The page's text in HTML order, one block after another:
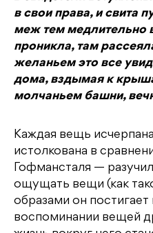
в свои права, и свита
меж тем медлительно
проникла, там
желаньем это все
дома, вздымая к
молчаньем башни,
Каждая вещь
истолкована в
Гофмансталя —
ощущать вещи (как
образами он
воспоминании вещей